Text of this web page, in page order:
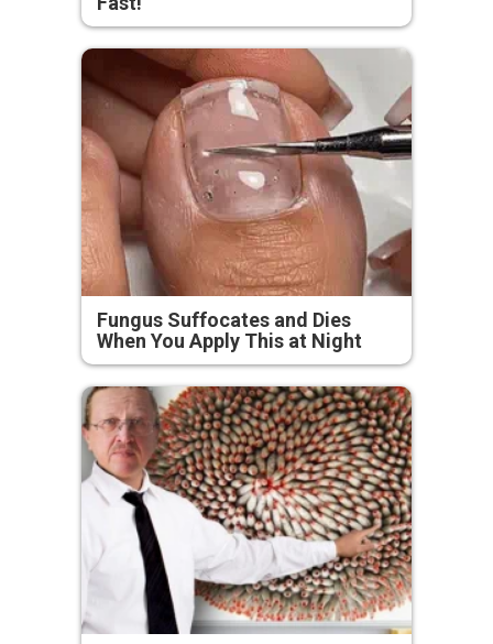
Fungus Suffocates and Dies
When You Apply This at Night